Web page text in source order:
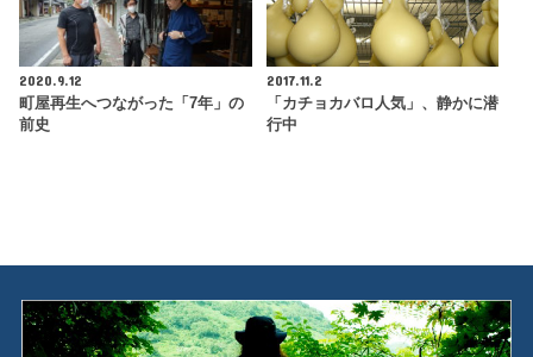
2020.9.12
町屋再生へつながった「7年」の
前史
2017.11.2
「カチョカバロ人気」、静かに潜
行中